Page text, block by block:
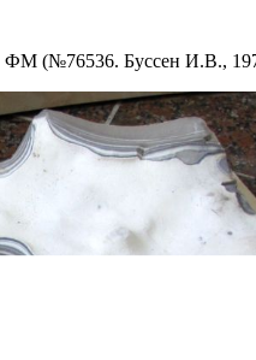
ФМ (№76536. Буссен И.В.,